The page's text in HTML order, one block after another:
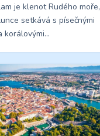
je klenot Rudého moře,
setkává s písečnými
korálovými…